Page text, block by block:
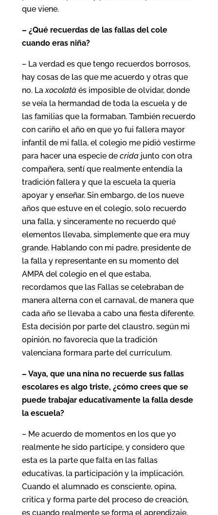
que viene.
– ¿Qué recuerdas de las fallas del cole
cuando eras niña?
– La verdad es que tengo recuerdos borrosos,
hay cosas de las que me acuerdo y otras que
no. La xocolatàés imposible de olvidar, donde
se veía la hermandad de toda la escuela y de
las familias que la formaban. También recuerdo
con cariño el año en que yo fui fallera mayor
infantil de mi falla, el colegio me pidió vestirme
para hacer una especie de cridajunto con otra
compañera, sentí que realmente entendía la
tradición fallera y que la escuela la quería
apoyar y enseñar. Sin embargo, de los nueve
años que estuve en el colegio, solo recuerdo
una falla, y sinceramente no recuerdo qué
elementos llevaba, simplemente que era muy
grande. Hablando con mi padre, presidente de
la falla y representante en su momento del
AMPA del colegio en el que estaba,
recordamos que las Fallas se celebraban de
manera alterna con el carnaval, de manera que
cada año se llevaba a cabo una fiesta diferente.
Esta decisión por parte del claustro, según mi
opinión, no favorecía que la tradición
valenciana formara parte del currículum.
– Vaya, que una nina no recuerde sus fallas
escolares es algo triste, ¿cómo crees que se
puede trabajar educativamente la falla desde
la escuela?
– Me acuerdo de momentos en los que yo
realmente he sido partícipe, y considero que
esta es la parte que falta en las fallas
educativas, la participación y la implicación.
Cuando el alumnado es consciente, opina,
critica y forma parte del proceso de creación,
es cuando realmente se forma el aprendizaje.